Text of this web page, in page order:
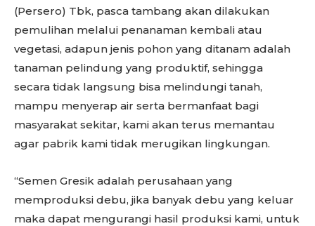
(Persero) Tbk, pasca tambang akan dilakukan
pemulihan melalui penanaman kembali atau
vegetasi, adapun jenis pohon yang ditanam adalah
tanaman pelindung yang produktif, sehingga
secara tidak langsung bisa melindungi tanah,
mampu menyerap air serta bermanfaat bagi
masyarakat sekitar, kami akan terus memantau
agar pabrik kami tidak merugikan lingkungan.
“Semen Gresik adalah perusahaan yang
memproduksi debu, jika banyak debu yang keluar
maka dapat mengurangi hasil produksi kami, untuk